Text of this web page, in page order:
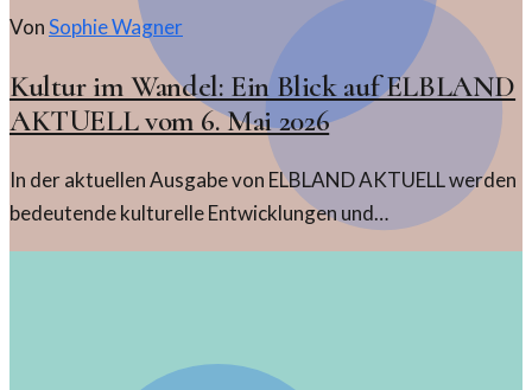
VonSophie Wagner
Kultur im Wandel: Ein Blick auf ELBLAND
AKTUELL vom 6. Mai 2026
In der aktuellen Ausgabe von ELBLAND AKTUELL werden
bedeutende kulturelle Entwicklungen und
gesellschaftliche Trends beleuchtet. Die Analyse bietet